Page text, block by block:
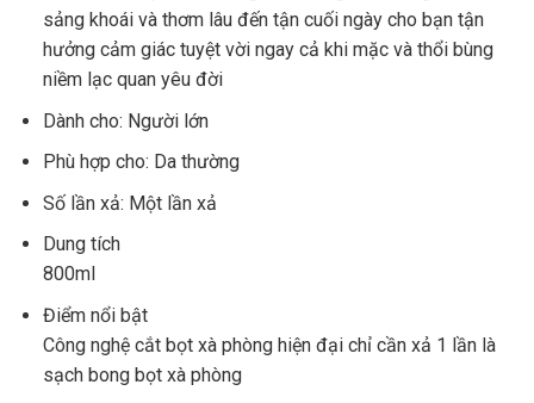
sảng khoái và thơm lâu đến tận cuối ngày cho bạn tận
hưởng cảm giác tuyệt vời ngay cả khi mặc và thổi bùng
niềm lạc quan yêu đời
Dành cho: Người lớn
Phù hợp cho: Da thường
Số lần xả: Một lần xả
Dung tích
800ml
Điểm nổi bật
Công nghệ cắt bọt xà phòng hiện đại chỉ cần xả 1 lần là
sạch bong bọt xà phòng